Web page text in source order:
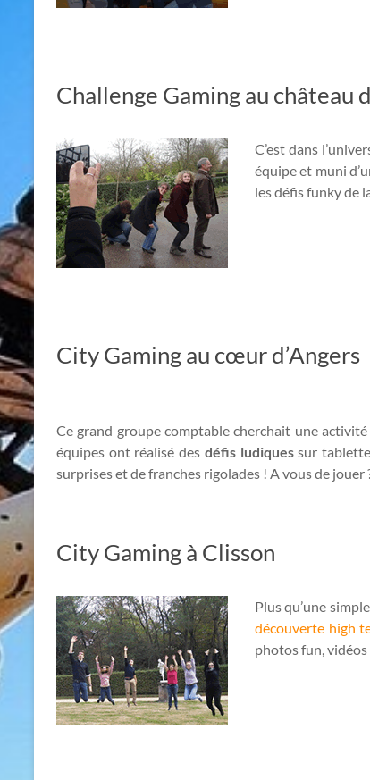
Challenge Gaming au château
C’est dans
équipe et muni
les défis funky de
City Gaming au cœur d’Angers
Ce grand groupe comptable cherchait une
équipes ont réalisé des défis ludiquessur
surprises et de franches rigolades ! A vous de jouer
City Gaming à Clisson
Plus qu’une
découverte high
photos fun, vidéos